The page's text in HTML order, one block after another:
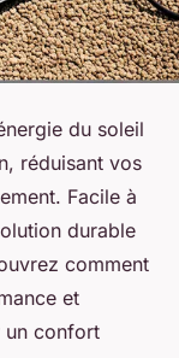
du soleil
réduisant vos
Facile à
durable
comment
et
un confort